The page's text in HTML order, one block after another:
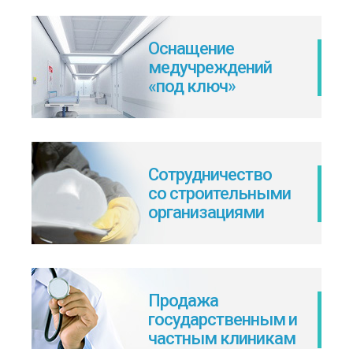
Оснащение
медучреждений
«под ключ»
Сотрудничество
со строительными
организациями
Продажа
государственным и
частным клиникам